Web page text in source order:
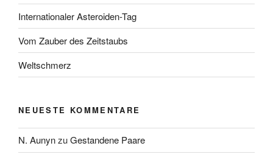
Internationaler Asteroiden-Tag
Vom Zauber des Zeitstaubs
Weltschmerz
NEUESTE KOMMENTARE
N. AunynzuGestandene Paare